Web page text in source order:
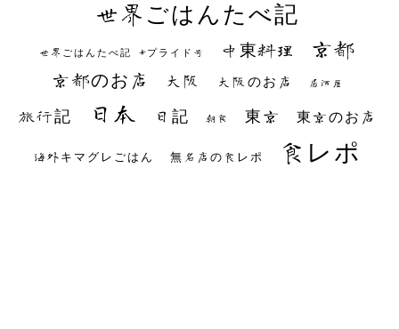
世界ごはんたべ記
世界ごはんたべ記 #プライド号 中東料理 京都
京都のお店 大阪 大阪のお店 居酒屋
旅行記 日本 日記 朝食 東京 東京のお店
海外キマグレごはん 無名店の食レポ 食レポ